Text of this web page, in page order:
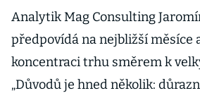
Analytik Mag Consulting
předpovídá na nejbližší měsíce
koncentraci trhu směrem k
„Důvodů je hned několik: